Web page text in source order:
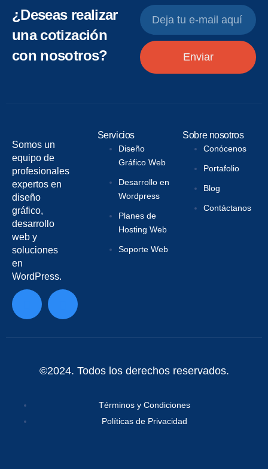
¿Deseas realizar
una cotización
con nosotros?
Enviar
Somos un
equipo de
profesionales
expertos en
diseño
gráfico,
desarrollo
web y
soluciones
en
WordPress.
Servicios
Diseño
Gráfico Web
Desarrollo en
Wordpress
Planes de
Hosting Web
Soporte Web
Sobre nosotros
Conócenos
Portafolio
Blog
Contáctanos
©2024. Todos los derechos reservados.
Términos y Condiciones
Políticas de Privacidad